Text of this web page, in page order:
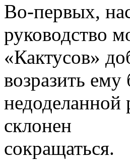
Во-первых,
руководство
«Кактусов»
возразить
недоделанной
склонен
сокращаться.